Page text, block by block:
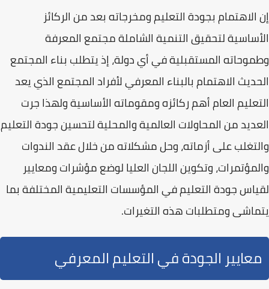
إن الاهتمام بجودة التعليم ومخرجاته بعد من الركائز
الأساسية لتحقيقالتنمية الشاملةمجتمع المعرفة
وطموحاته المستقبلية في أي دولة، إذ يتطلب بناء المجتمع
الحديث الاهتمام بالبناء المعرفي لأفراد المجتمع الذي يعد
التعليم العامأهم ركائزه ومقوماته الأساسية ولهذا جرت
العديد من المحاولات العالمية والمحلية لتحسين جودة التعليم
والتغلب على أزماته، وحل مشكلاته من خلال عقد الندوات
والمؤتمرات، وتكوين اللجان العليا لوضع مؤشرات ومعايير
لقياس جودة التعليم في المؤسسات التعليمية المختلفة بما
يتماشى ومتطلبات هذه التغيرات.
معايير الجودة في التعليم المعرفي